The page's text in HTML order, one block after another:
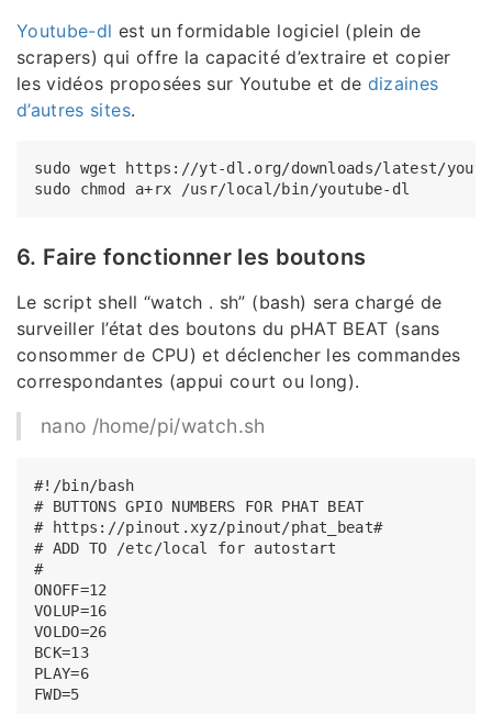
Youtube-dl est un formidable logiciel (plein de
scrapers) qui offre la capacité d’extraire et copier
les vidéos proposées sur Youtube et de dizaines
d’autres sites.
sudo wget https://yt-dl.org/downloads/latest/
6. Faire fonctionner les boutons
Le script shell “watch . sh” (bash) sera chargé de
surveiller l’état des boutons du pHAT BEAT (sans
consommer de CPU) et déclencher les commandes
correspondantes (appui court ou long).
nano /home/pi/watch.sh
#!/bin/bash
# BUTTONS GPIO NUMBERS FOR PHAT BEAT
# https://pinout.xyz/pinout/phat_beat#
# ADD TO /etc/local for autostart
#
ONOFF=12
VOLUP=16
VOLDO=26
BCK=13
PLAY=6
FWD=5